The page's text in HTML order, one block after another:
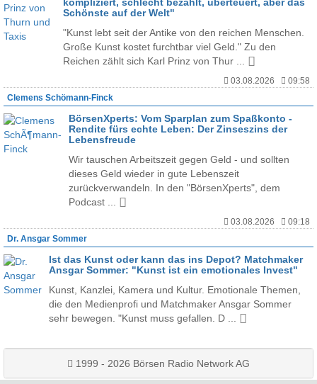
Schönste auf der Welt"
"Kunst lebt seit der Antike von den reichen Menschen.
Große Kunst kostet furchtbar viel Geld." Zu den
Reichen zählt sich Karl Prinz von Thur ...
03.08.2026
09:58
Clemens Schömann-Finck
BörsenXperts: Vom Sparplan zum Spaßkonto -
Rendite fürs echte Leben: Der Zinseszins der
Lebensfreude
Wir tauschen Arbeitszeit gegen Geld - und sollten
dieses Geld wieder in gute Lebenszeit
zurückverwandeln. In den "BörsenXperts", dem
Podcast ...
03.08.2026
09:18
Dr. Ansgar Sommer
Ist das Kunst oder kann das ins Depot? Matchmaker
Ansgar Sommer: "Kunst ist ein emotionales Invest"
Kunst, Kanzlei, Kamera und Kultur. Emotionale Themen,
die den Medienprofi und Matchmaker Ansgar Sommer
sehr bewegen. "Kunst muss gefallen. D ...
1999 - 2026 Börsen Radio Network AG